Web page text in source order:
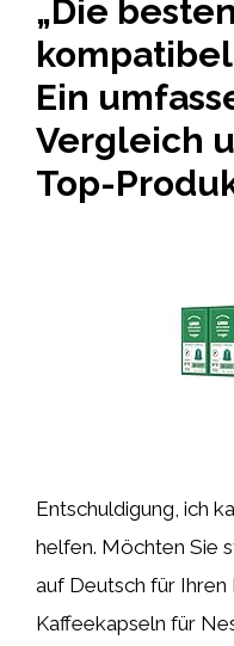
„Die
Ein
Vergleich
Top-
Entschuldigung, ich
helfen. Möchten Sie
auf Deutsch für
Kaffeekapseln für